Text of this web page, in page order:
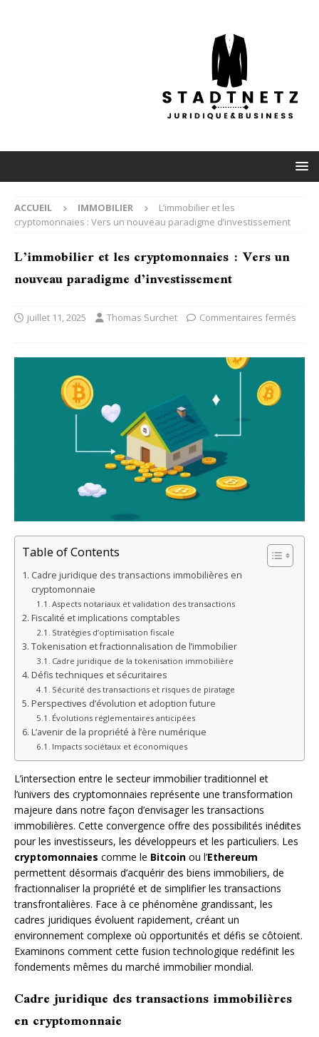
ACCUEIL IMMOBILIER
L’immobilier et les
cryptomonnaies : Vers un nouveau paradigme d’investissement
L’immobilier et les cryptomonnaies : Vers un
nouveau paradigme d’investissement
juillet 11, 2025 Thomas Surchet Commentaires fermés
Table of Contents
Cadre juridique des transactions immobilières en
cryptomonnaie
Aspects notariaux et validation des transactions
Fiscalité et implications comptables
Stratégies d’optimisation fiscale
Tokenisation et fractionnalisation de l’immobilier
Cadre juridique de la tokenisation immobilière
Défis techniques et sécuritaires
Sécurité des transactions et risques de piratage
Perspectives d’évolution et adoption future
Évolutions réglementaires anticipées
L’avenir de la propriété à l’ère numérique
Impacts sociétaux et économiques
L’intersection entre le secteur immobilier traditionnel et
l’univers des cryptomonnaies représente une transformation
majeure dans notre façon d’envisager les transactions
immobilières. Cette convergence offre des possibilités inédites
pour les investisseurs, les développeurs et les particuliers. Les
cryptomonnaies comme le Bitcoin ou l’Ethereum
permettent désormais d’acquérir des biens immobiliers, de
fractionnaliser la propriété et de simplifier les transactions
transfrontalières. Face à ce phénomène grandissant, les
cadres juridiques évoluent rapidement, créant un
environnement complexe où opportunités et défis se côtoient.
Examinons comment cette fusion technologique redéfinit les
fondements mêmes du marché immobilier mondial.
Cadre juridique des transactions immobilières
en cryptomonnaie